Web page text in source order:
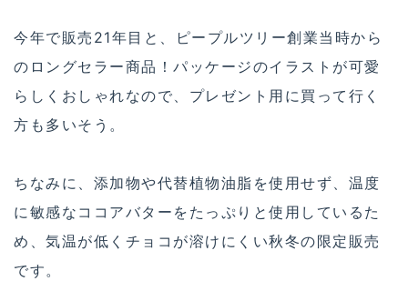
今年で販売21年目と、ピープルツリー創業当時から
のロングセラー商品！パッケージのイラストが可愛
らしくおしゃれなので、プレゼント用に買って行く
方も多いそう。
ちなみに、添加物や代替植物油脂を使用せず、温度
に敏感なココアバターをたっぷりと使用しているた
め、気温が低くチョコが溶けにくい秋冬の限定販売
です。